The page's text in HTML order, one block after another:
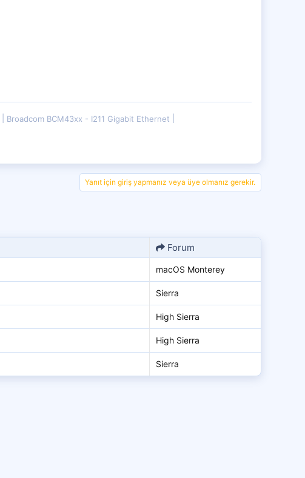
Broadcom BCM43xx - I211 Gigabit Ethernet
Yanıt için giriş yapmanız veya üye olmanız gerekir.
Forum
macOS Monterey
Sierra
High Sierra
High Sierra
Sierra